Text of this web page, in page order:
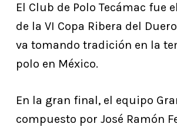
El Club de Polo Tecámac fue
de la VI Copa Ribera del
va tomando tradición en la
polo en México.
En la gran final, el equipo
compuesto por José Ramón